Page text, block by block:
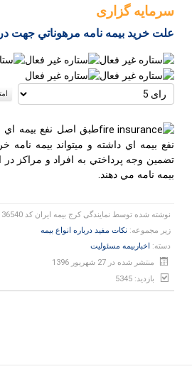
سرمایه گزاری
علت خريد بيمه نامه مرهوناتي جهت
لطفا
رای
دهید
طبق اصل نفع بيمه اي
نفع بيمه اي داشته و ميتواند بيمه نامه
تضمين وجه پرداختي به افراد و مراكز
بيمه نامه مي دهند.
نوشته شده توسط نمایندگی کرج بیمه ایران کد 36540
زیر مجموعه: نکات مفید درباره انواع بیمه
دسته: اخباربیمه مسئولیت
منتشر شده در 27 شهریور 1396
بازدید: 5345